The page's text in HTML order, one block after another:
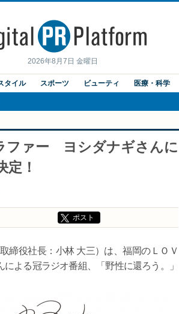
2026年8月7日 金曜日
タイル スポーツ ビューティ 医療・科学
ファー ヨシダナギさんに
！
ポスト
締役社長：小林 大三）は、福岡のＬＯＶ
よる冠ラジオ番組、「野性に還ろう。」